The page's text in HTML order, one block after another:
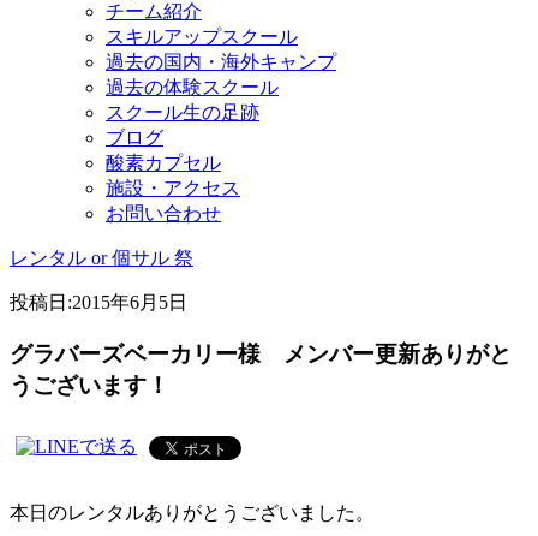
チーム紹介
スキルアップスクール
過去の国内・海外キャンプ
過去の体験スクール
スクール生の足跡
ブログ
酸素カプセル
施設・アクセス
お問い合わせ
レンタル or 個サル 祭
投稿日:2015年6月5日
グラバーズベーカリー様 メンバー更新ありがと
うございます！
本日のレンタルありがとうございました。